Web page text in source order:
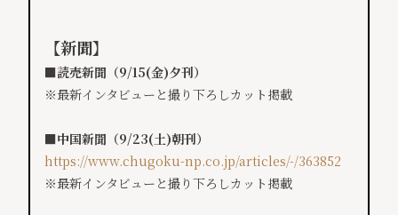
【新聞】
■読売新聞（9/15(金)夕刊）
※最新インタビューと撮り下ろしカット掲載
■中国新聞（9/23(土)朝刊）
https://www.chugoku-np.co.jp/articles/-/363852
※最新インタビューと撮り下ろしカット掲載